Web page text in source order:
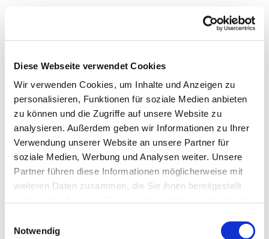
Diese Webseite verwendet Cookies
Wir verwenden Cookies, um Inhalte und Anzeigen zu
personalisieren, Funktionen für soziale Medien anbieten
zu können und die Zugriffe auf unsere Website zu
analysieren. Außerdem geben wir Informationen zu Ihrer
Verwendung unserer Website an unsere Partner für
soziale Medien, Werbung und Analysen weiter. Unsere
Partner führen diese Informationen möglicherweise mit
weiteren Daten zusammen, die Sie ihnen bereitgestellt
Notwendig
Dies könnte Sie auch